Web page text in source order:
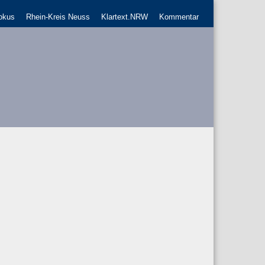
Rhein-Kreis Neuss Klartext.NRW Kommentar